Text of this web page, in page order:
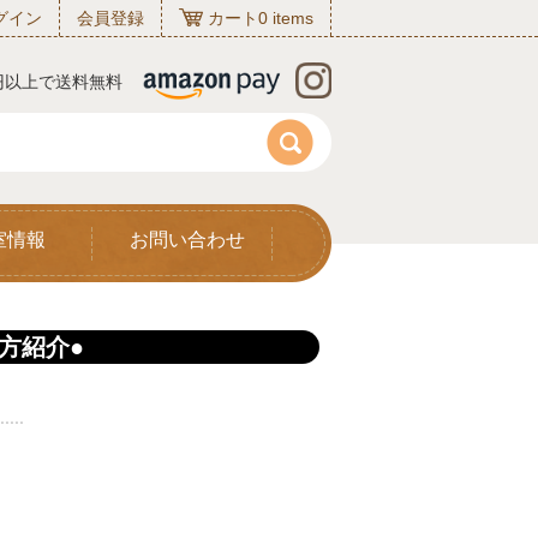
イン 会員登録 カート0 items
上で送料無料
情報 お問い合わせ
紹介●